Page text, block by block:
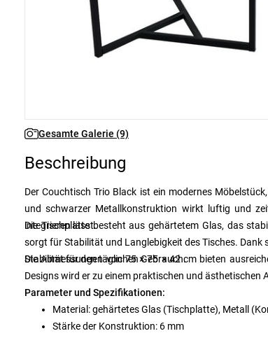
Gesamte Galerie (9)
Beschreibung
Der Couchtisch Trio Black ist ein modernes
und schwarzer Metallkonstruktion wirkt luftig und
integrieren lässt.
Die Tischplatte besteht aus gehärtetem Glas, das
sorgt für Stabilität und Langlebigkeit des Tisches. Dank
Stabilität für den täglichen Gebrauch.
Die Abmessungen von 75 × 75 × 42 cm bieten
Designs wird er zu einem praktischen und ästhetischen
Parameter und Spezifikationen:
Material: gehärtetes Glas (Tischplatte), Metall
Stärke der Konstruktion: 6 mm